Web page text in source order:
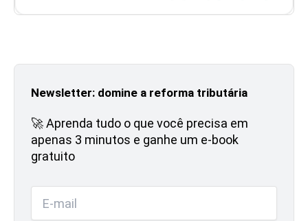
Newsletter: domine a reforma tributária
🚀 Aprenda tudo o que você precisa em
apenas 3 minutos e ganhe um e-book
gratuito